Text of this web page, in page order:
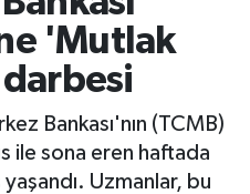
'Mutlak
Bankası'nın (TCMB)
ile sona eren haftada
Uzmanlar, bu